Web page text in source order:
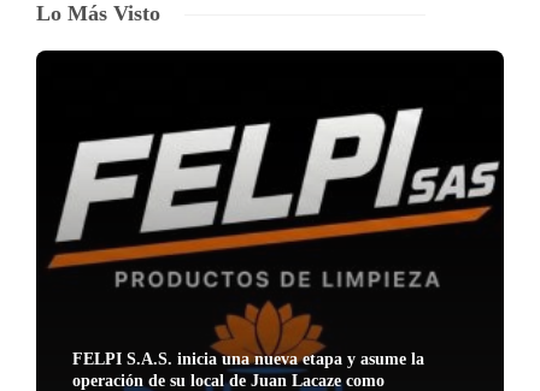
Lo Más Visto
FELPI S.A.S. inicia una nueva etapa y asume la
operación de su local de Juan Lacaze como